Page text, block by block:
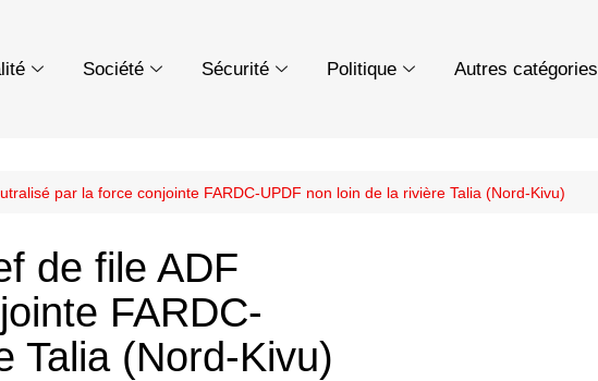
Société Sécurité Politique Autres catégories
par la force conjointe FARDC-UPDF non loin de la rivière Talia (Nord-Kivu)
de file ADF
FARDC-
Talia (Nord-Kivu)